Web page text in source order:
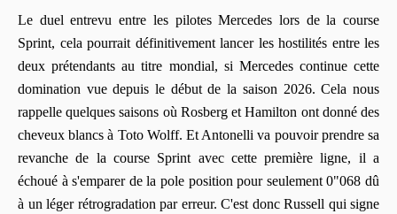
Le duel entrevu entre les pilotes Mercedes lors de la course
Sprint, cela pourrait définitivement lancer les hostilités entre les
deux prétendants au titre mondial, si Mercedes continue cette
domination vue depuis le début de la saison 2026. Cela nous
rappelle quelques saisons où Rosberg et Hamilton ont donné des
cheveux blancs à Toto Wolff. Et Antonelli va pouvoir prendre sa
revanche de la course Sprint avec cette première ligne, il a
échoué à s'emparer de la pole position pour seulement 0"068 dû
à un léger rétrogradation par erreur. C'est donc Russell qui signe